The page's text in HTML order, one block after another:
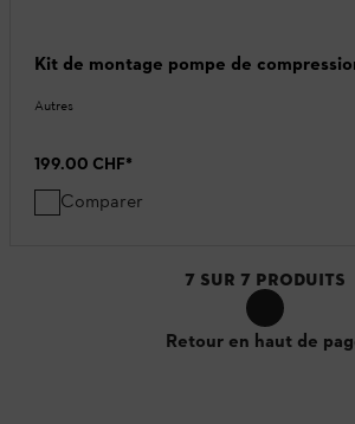
Kit de montage pompe de
Autres
199.00 CHF*
Comparer
7 SUR 7 PRODUITS
Retour en haut de